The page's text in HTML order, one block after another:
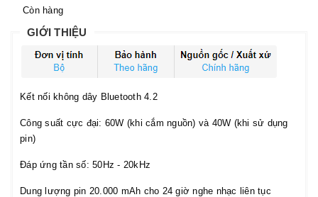
Còn hàng
GIỚI THIỆU
Kết nối không dây Bluetooth 4.2
Công suất cực đại: 60W (khi cắm nguồn) và 40W (khi sử dụng
pin)
Đáp ứng tần số: 50Hz - 20kHz
Dung lượng pin 20.000 mAh cho 24 giờ nghe nhạc liên tục